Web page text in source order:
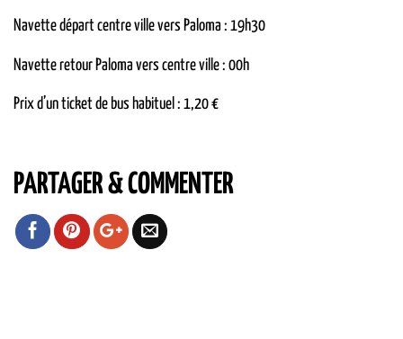
Navette départ centre ville vers Paloma : 19h30
Navette retour Paloma vers centre ville : 00h
Prix d’un ticket de bus habituel : 1,20 €
PARTAGER & COMMENTER